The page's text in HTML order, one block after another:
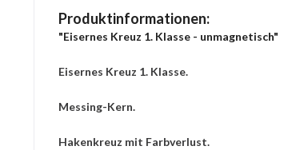
Produktinformationen:
"Eisernes Kreuz 1. Klasse - unmagnetisch"
Eisernes Kreuz 1. Klasse.
Messing-Kern.
Hakenkreuz mit Farbverlust.